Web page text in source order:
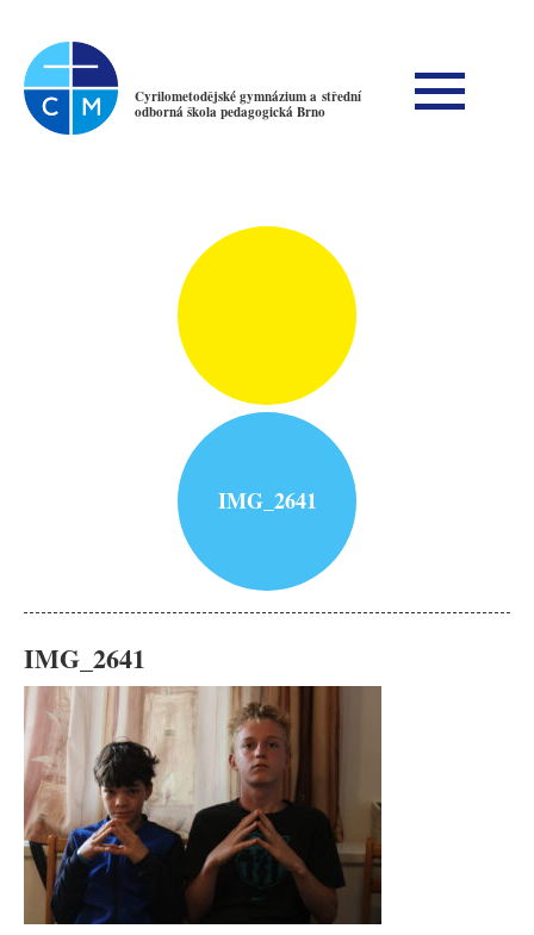
Cyrilometodějské gymnázium a střední
odborná škola pedagogická Brno
IMG_2641
IMG_2641